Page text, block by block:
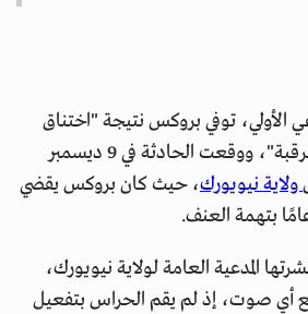
الأولي، توفي بروكس نتيجة "اختناق
ناجم عن الضغط على الرقبة"، ووقعت الحادثة في 9 ديسمبر
ولاية نيويورك، حيث كان بروكس يقضي
المدعية العامة لولاية نيويورك،
أي صوت، إذ لم يقم الحراس بتفعيل